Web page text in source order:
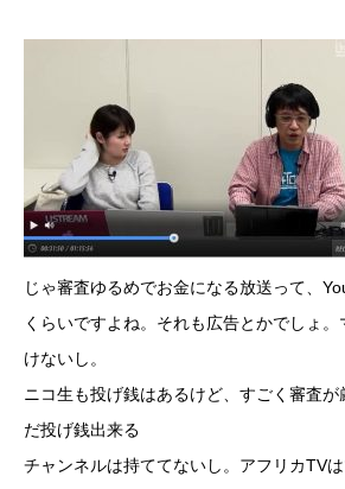
じゃ審査ゆるめでお金になる放送って、
くらいですよね。それも広告とかでしょ
けないし。
ニコ生も投げ銭はあるけど、すごく審査が
だ投げ銭出来る
チャンネルは持ててないし。アフリカTV